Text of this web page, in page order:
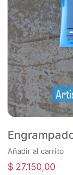
Añadir al carrito
$ 27.150,00